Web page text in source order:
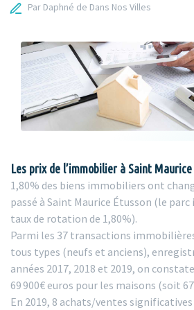
Par Daphné de Dans Nos Villes
Les prix de l’immobilier à Saint
1,80% des biens immobiliers ont
passé à Saint Maurice Étusson (le
taux de rotation de 1,80%).
Parmi les 37 transactions
tous types (neufs et anciens),
années 2017, 2018 et 2019, on
69 900€ euros pour les maisons (soit
En 2019, 8 achats/ventes